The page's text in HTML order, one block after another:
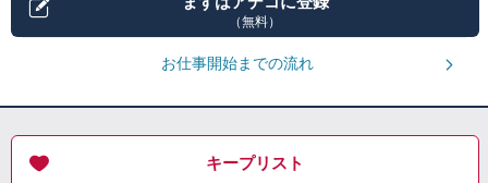
（無料）
お仕事開始までの流れ
キープリスト